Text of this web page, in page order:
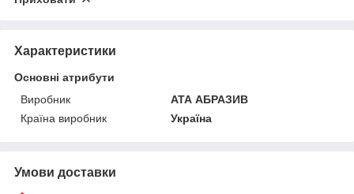
Характеристики
Основні атрибути
Виробник
АТА АБРАЗИВ
Країна виробник
Україна
Умови доставки